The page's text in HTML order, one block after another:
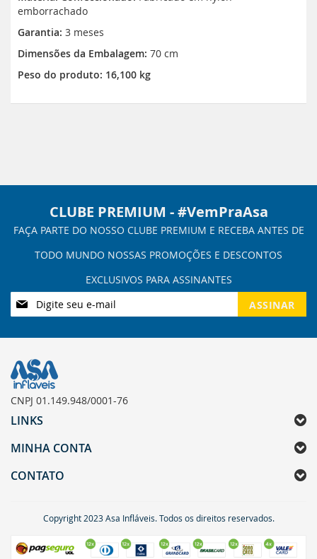
emborrachado
Garantia: 3 meses
Dimensões da Embalagem: 70 cm
Peso do produto: 16,100 kg
CLUBE PREMIUM - #VemPraAsa
Inscreva-
se
nossa
ASSINAR
CNPJ 01.149.948/0001-76
LINKS
MINHA CONTA
CONTATO
Copyright 2023 Asa Infláveis. Todos os direitos reservados.